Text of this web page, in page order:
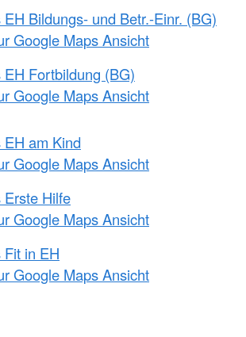
Bildungs- und Betr.-Einr. (BG)
Google Maps Ansicht
Fortbildung (BG)
Google Maps Ansicht
am Kind
Google Maps Ansicht
Erste Hilfe
Google Maps Ansicht
in EH
Google Maps Ansicht